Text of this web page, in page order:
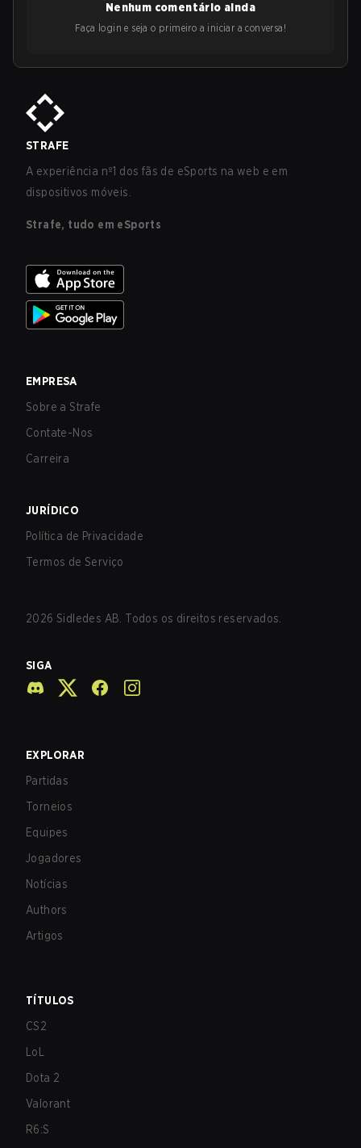
Nenhum comentário ainda
Faça login e seja o primeiro a iniciar a conversa!
STRAFE
A experiência nº1 dos fãs de eSports na web e em
dispositivos móveis.
Strafe, tudo em eSports
EMPRESA
Sobre a Strafe
Contate-Nos
Carreira
JURÍDICO
Política de Privacidade
Termos de Serviço
2026 Sidledes AB. Todos os direitos reservados.
SIGA
EXPLORAR
Partidas
Torneios
Equipes
Jogadores
Notícias
Authors
Artigos
TÍTULOS
CS2
LoL
Dota 2
Valorant
R6:S